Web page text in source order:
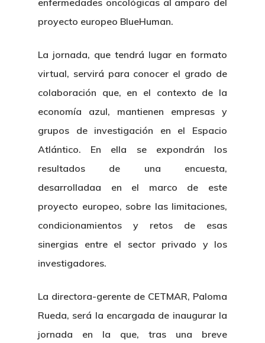
enfermedades oncológicas al amparo del
proyecto europeo BlueHuman.
La jornada, que tendrá lugar en formato
virtual, servirá para conocer el grado de
colaboración que, en el contexto de la
economía azul, mantienen empresas y
grupos de investigación en el Espacio
Atlántico. En ella se expondrán los
resultados de una encuesta,
desarrolladaa en el marco de este
proyecto europeo, sobre las limitaciones,
condicionamientos y retos de esas
sinergias entre el sector privado y los
investigadores.
La directora-gerente de CETMAR, Paloma
Rueda, será la encargada de inaugurar la
jornada en la que, tras una breve